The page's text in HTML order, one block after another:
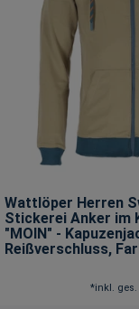
Wattlöper Herren
Stickerei Anker im
"MOIN" -
Reißverschluss,
*inkl. ges.